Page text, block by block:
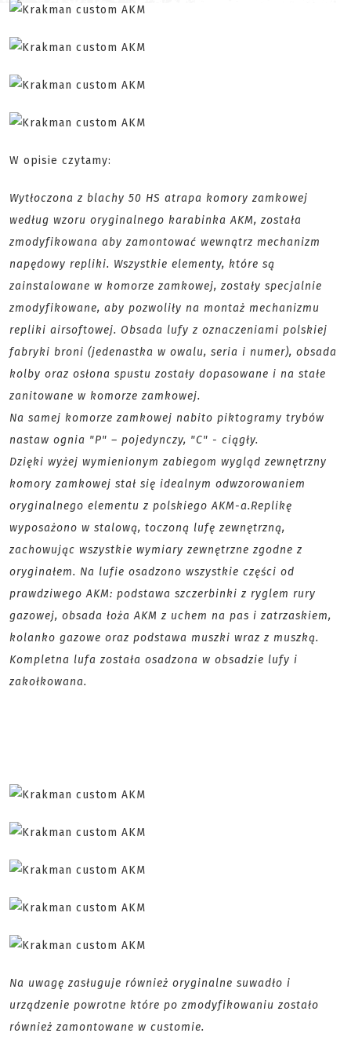
W opisie czytamy:
Wytłoczona z blachy 50 HS atrapa komory zamkowej
według wzoru oryginalnego karabinka AKM, została
zmodyfikowana aby zamontować wewnątrz mechanizm
napędowy repliki. Wszystkie elementy, które są
zainstalowane w komorze zamkowej, zostały specjalnie
zmodyfikowane, aby pozwoliły na montaż mechanizmu
repliki airsoftowej. Obsada lufy z oznaczeniami polskiej
fabryki broni (jedenastka w owalu, seria i numer), obsada
kolby oraz osłona spustu zostały dopasowane i na stałe
zanitowane w komorze zamkowej.
Na samej komorze zamkowej nabito piktogramy trybów
nastaw ognia "P" – pojedynczy, "C" - ciągły.
Dzięki wyżej wymienionym zabiegom wygląd zewnętrzny
komory zamkowej stał się idealnym odwzorowaniem
oryginalnego elementu z polskiego AKM-a.Replikę
wyposażono w stalową, toczoną lufę zewnętrzną,
zachowując wszystkie wymiary zewnętrzne zgodne z
oryginałem. Na lufie osadzono wszystkie części od
prawdziwego AKM: podstawa szczerbinki z ryglem rury
gazowej, obsada łoża AKM z uchem na pas i zatrzaskiem,
kolanko gazowe oraz podstawa muszki wraz z muszką.
Kompletna lufa została osadzona w obsadzie lufy i
zakołkowana.
Na uwagę zasługuje również oryginalne suwadło i
urządzenie powrotne które po zmodyfikowaniu zostało
również zamontowane w customie.